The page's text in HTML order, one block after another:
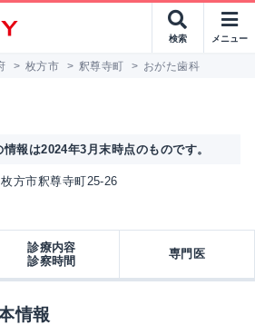
検索 メニュー
> 枚方市 > 釈尊寺町 > おがた歯科
報は2024年3月末時点のものです。
方市釈尊寺町25-26
診療内容
診察時間
専門医
情報